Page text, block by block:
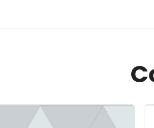
Loi des des finances 2024